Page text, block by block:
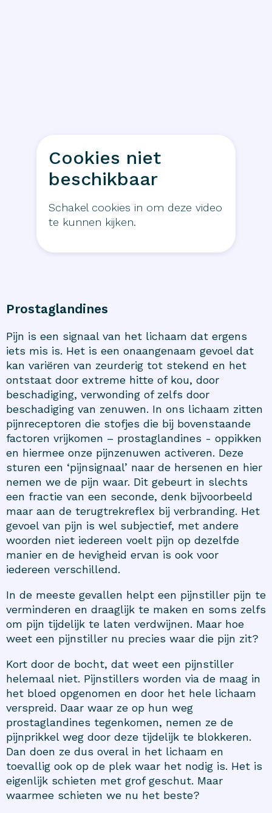
Cookies niet
beschikbaar
Schakel cookies in om deze video
te kunnen kijken.
Prostaglandines
Pijn is een signaal van het lichaam dat ergens
iets mis is. Het is een onaangenaam gevoel dat
kan variëren van zeurderig tot stekend en het
ontstaat door extreme hitte of kou, door
beschadiging, verwonding of zelfs door
beschadiging van zenuwen. In ons lichaam zitten
pijnreceptoren die stofjes die bij bovenstaande
factoren vrijkomen – prostaglandines - oppikken
en hiermee onze pijnzenuwen activeren. Deze
sturen een ‘pijnsignaal’ naar de hersenen en hier
nemen we de pijn waar. Dit gebeurt in slechts
een fractie van een seconde, denk bijvoorbeeld
maar aan de terugtrekreflex bij verbranding. Het
gevoel van pijn is wel subjectief, met andere
woorden niet iedereen voelt pijn op dezelfde
manier en de hevigheid ervan is ook voor
iedereen verschillend.
In de meeste gevallen helpt een pijnstiller pijn te
verminderen en draaglijk te maken en soms zelfs
om pijn tijdelijk te laten verdwijnen. Maar hoe
weet een pijnstiller nu precies waar die pijn zit?
Kort door de bocht, dat weet een pijnstiller
helemaal niet. Pijnstillers worden via de maag in
het bloed opgenomen en door het hele lichaam
verspreid. Daar waar ze op hun weg
prostaglandines tegenkomen, nemen ze de
pijnprikkel weg door deze tijdelijk te blokkeren.
Dan doen ze dus overal in het lichaam en
toevallig ook op de plek waar het nodig is. Het is
eigenlijk schieten met grof geschut. Maar
waarmee schieten we nu het beste?